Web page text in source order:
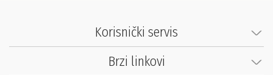
Korisnički servis
Brzi linkovi